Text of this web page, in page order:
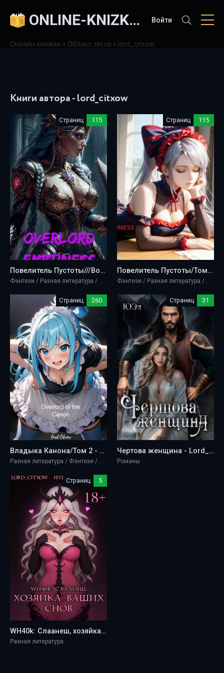
ONLINE-KNIZKI.COM Войти
Онлайн книжки » Облако тегов » lord_citxow
Книги автора - lord_citxow
Страниц 115
Повелитель Пустоты///Воплощение Энтропии Toм 1 и 2 - Lord_citxow
Фэнтези / Разная литература / Юмористическая проза
Страниц 115
Повелитель Пустоты/Том 1 - Lord_citxow
Фэнтези / Разная литература / Юмористическая проза
Страниц 260
Владыка Канона/Том 2 - Lord_citxow
Разная литература / Фэнтези / Юмористическая проза
Страниц 31
Чертова женщина - Lord_citxow
Романы
Страниц 5
WH40k: Слаанеш, хозяйка ваших снов - Lord_citxow
Разная литература